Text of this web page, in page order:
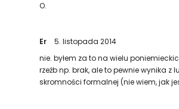
O.
Er
5. listopada 2014
nie. byłem za to na wielu
rzeźb np. brak, ale to pewnie wynika z
skromności formalnej (nie wiem, jak